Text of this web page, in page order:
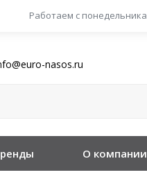
Работаем с понедельника
nasos.ru
О компании